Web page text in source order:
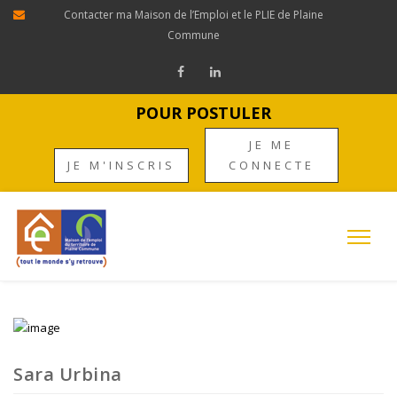
Contacter ma Maison de l’Emploi et le PLIE de Plaine
Commune
POUR POSTULER
JE M'INSCRIS
JE ME
CONNECTE
Sara Urbina